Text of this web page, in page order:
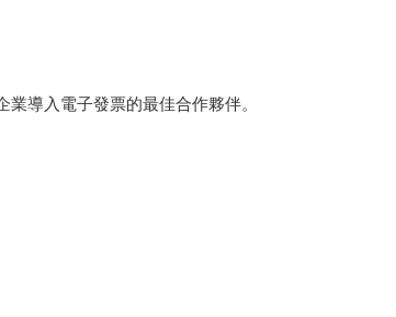
導入電子發票的最佳合作夥伴。